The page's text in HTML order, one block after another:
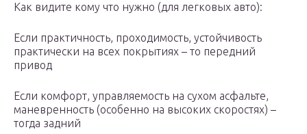
Как видите кому что нужно (для легковых авто):
Если практичность, проходимость, устойчивость
практически на всех покрытиях – то передний
привод
Если комфорт, управляемость на сухом асфальте,
маневренность (особенно на высоких скоростях) –
тогда задний